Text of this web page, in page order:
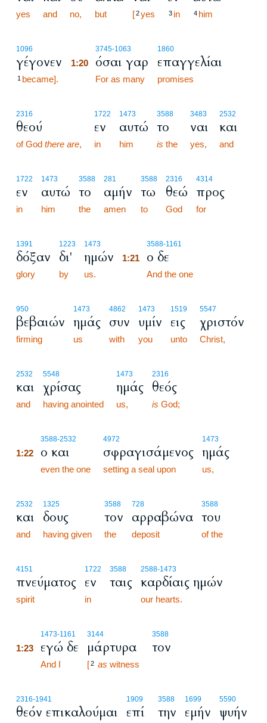
yes and no, but [2yes 3 in 4 him
1096
γέγονεν
1 became].
3745-1063
1:20 όσαι γαρ
For as many
1860
επαγγελίαι
promises
2316
θεού
of God there are,
1722
εν
in
1473
αυτώ
him
3588
το
is the
3483
ναι
yes,
2532
και
and
1722
εν
in
1473
αυτώ
him
3588
το
the
281
αμήν
amen
3588
τω
to
2316
θεώ
God
4314
προς
for
1391
δόξαν
glory
1223
δι'
by
1473
ημών
us.
3588-1161
1:21 ο δε
And the one
950
βεβαιών
firming
1473
ημάς
us
4862
συν
with
1473
υμίν
you
1519
εις
unto
5547
χριστόν
Christ,
2532
και
and
5548
χρίσας
having anointed
1473
ημάς
us,
2316
θεός
is God;
3588-2532
1:22 ο και
even the one
4972
σφραγισάμενος
setting a seal upon
1473
ημάς
us,
2532
και
and
1325
δους
having given
3588
τον
the
728
αρραβώνα
deposit
3588
του
of the
4151
πνεύματος
spirit
1722
εν
in
3588
ταις
2588-1473
καρδίαις ημών
our hearts.
1473-1161
1:23 εγώ δε
And I
3144
μάρτυρα
[2 as witness
3588
τον
2316-1941
θεόν επικαλούμαι
1909
επί
3588
την
1699
εμήν
5590
ψυήν